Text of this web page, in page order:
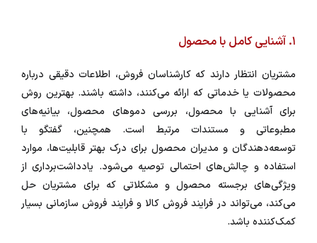
۱. آشنایی کامل با محصول
مشتریان انتظار دارند که کارشناسان فروش، اطلاعات دقیقی درباره
محصولات یا خدماتی که ارائه می‌کنند، داشته باشند. بهترین روش
برای آشنایی با محصول، بررسی دموهای محصول، بیانیه‌های
مطبوعاتی و مستندات مرتبط است. همچنین، گفتگو با
توسعه‌دهندگان و مدیران محصول برای درک بهتر قابلیت‌ها، موارد
استفاده و چالش‌های احتمالی توصیه می‌شود. یادداشت‌برداری از
ویژگی‌های برجسته محصول و مشکلاتی که برای مشتریان حل
می‌کند، می‌تواند در فرایند فروش کالا و فرایند فروش سازمانی بسیار
کمک‌کننده باشد.